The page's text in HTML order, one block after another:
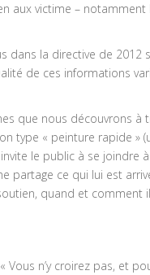
aux victime – notamment
dans la directive de 2012
de ces informations
que nous découvrons à
type « peinture rapide »
le public à se joindre
partage ce qui lui est
quand et comment
n’y croirez pas, et